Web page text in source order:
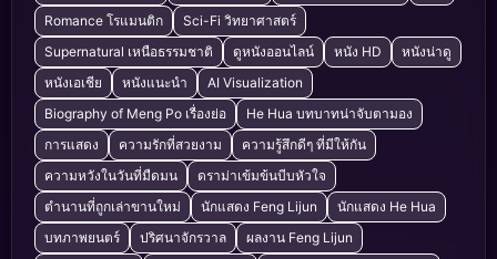
Romance โรแมนติก
Sci-Fi วิทยาศาสตร์
Supernatural เหนือธรรมชาติ
ดูหนังออนไลน์ หนัง HD
หนังน่าดู
หนังเอเชีย
หนังแนะนำ
AI Visualization
Biography of Meng Po เรื่องย่อ
He Hua บทบาทน่าจับตามอง
การแสดง
ความรักที่สวยงาม
ความรู้สึกดีๆ ที่มีให้กัน
ความหวังในวันที่มืดมน
ดราม่าเข้มข้นบีบหัวใจ
ตำนานที่ถูกเล่าขานใหม่
นักแสดง Feng Lijun
นักแสดง He Hua
บทภาพยนตร์
ปริศนาจักรวาล
ผลงาน Feng Lijun